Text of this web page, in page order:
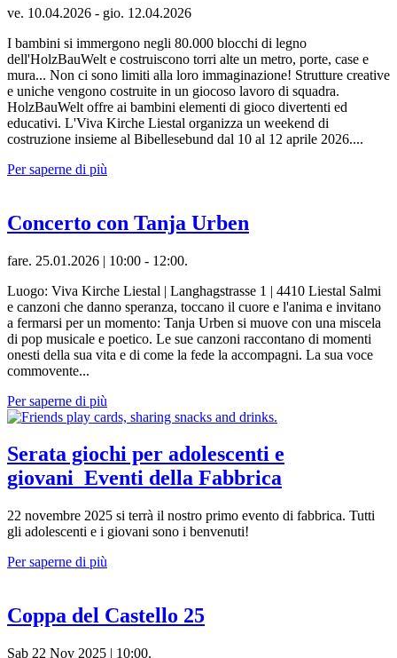
ve. 10.04.2026 - gio. 12.04.2026
I bambini si immergono negli 80.000 blocchi di legno
dell'HolzBauWelt e costruiscono torri alte un metro, porte, case e
mura... Non ci sono limiti alla loro immaginazione! Strutture creative
e uniche vengono costruite in un giocoso lavoro di squadra.
HolzBauWelt offre ai bambini elementi di gioco divertenti ed
educativi. L'Viva Kirche Liestal organizza un weekend di
costruzione insieme al Bibellesebund dal 10 al 12 aprile 2026....
Per saperne di più
Concerto con Tanja Urben
fare. 25.01.2026 | 10:00 - 12:00.
Luogo: Viva Kirche Liestal | Langhagstrasse 1 | 4410 Liestal Salmi
e canzoni che danno speranza, toccano il cuore e l'anima e invitano
a fermarsi per un momento: Tanja Urben si muove con una miscela
di pop musicale e poetico. Le sue canzoni raccontano di momenti
onesti della sua vita e di come la fede la accompagni. La sua voce
commovente...
Per saperne di più
Serata giochi per adolescenti e
giovani_Eventi della Fabbrica
22 novembre 2025 si terrà il nostro primo evento di fabbrica. Tutti
gli adolescenti e i giovani sono i benvenuti!
Per saperne di più
Coppa del Castello 25
Sab 22 Nov 2025 | 10:00.